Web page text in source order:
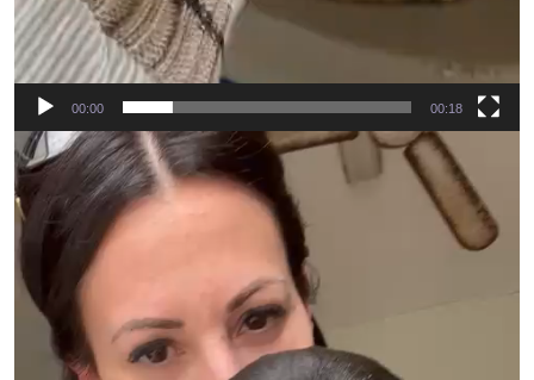
00:00 00:18
Videospeler